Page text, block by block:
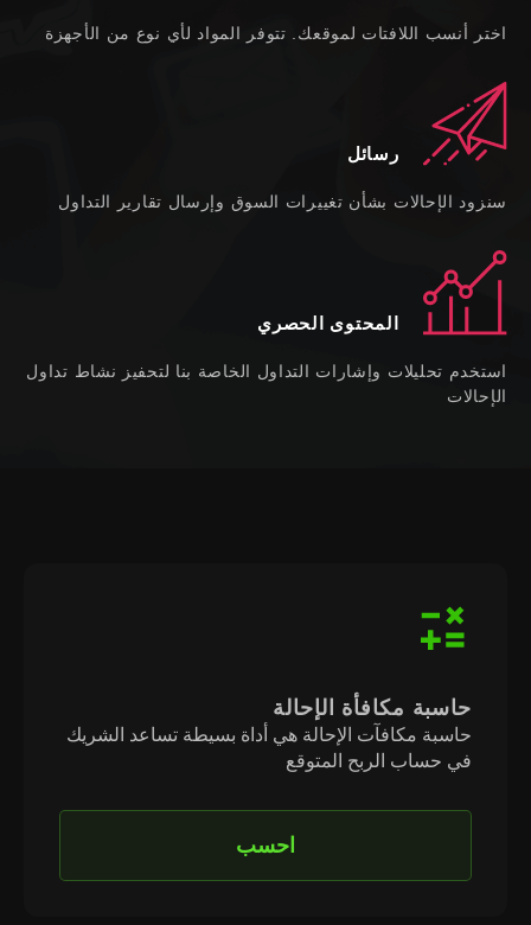
اختر أنسب اللافتات لموقعك. تتوفر المواد لأي نوع من الأجهزة
رسائل
سنزود الإحالات بشأن تغييرات السوق وإرسال تقارير التداول
المحتوى الحصري
استخدم تحليلات وإشارات التداول الخاصة بنا لتحفيز نشاط تداول
الإحالات
حاسبة مكافأة الإحالة
حاسبة مكافآت الإحالة هي أداة بسيطة تساعد الشريك
في حساب الربح المتوقع
احسب